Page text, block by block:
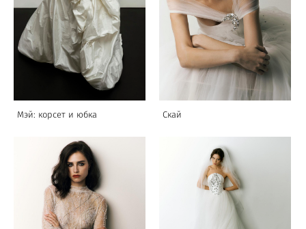
Мэй: корсет и юбка Скай